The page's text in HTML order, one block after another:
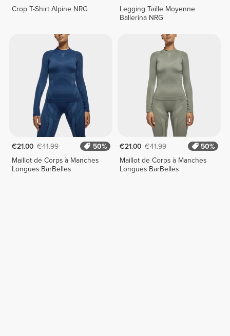
Crop T-Shirt Alpine NRG
Legging Taille Moyenne
Ballerina NRG
€21.00 €41.99
50%
Maillot de Corps à Manches
Longues BarBelles
€21.00 €41.99
50%
Maillot de Corps à Manches
Longues BarBelles